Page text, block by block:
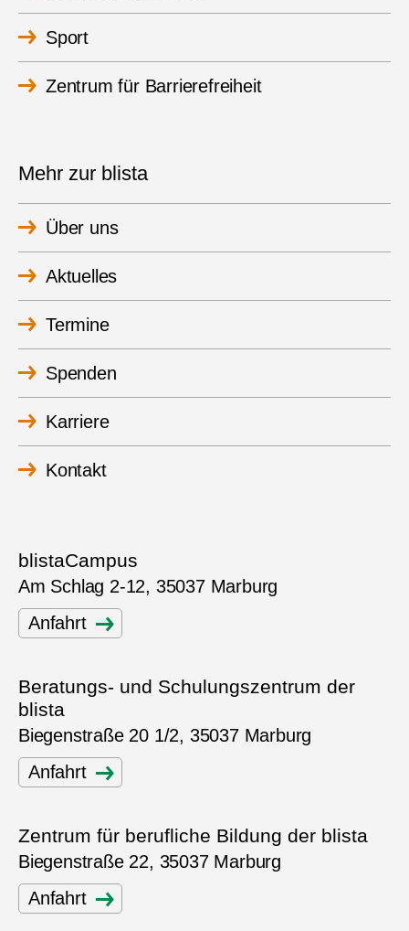
Sport
Zentrum für Barrierefreiheit
Mehr zur blista
Über uns
Aktuelles
Termine
Spenden
Karriere
Kontakt
blistaCampus
Am Schlag 2-12, 35037 Marburg
Anfahrt
Beratungs- und Schulungszentrum der
blista
Biegenstraße 20 1/2, 35037 Marburg
Anfahrt
Zentrum für berufliche Bildung der blista
Biegenstraße 22, 35037 Marburg
Anfahrt